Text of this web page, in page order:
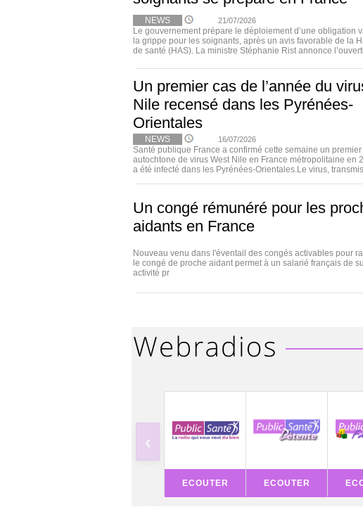
NEWS 21/07/2026
Le gouvernement prépare le déploiement d’une obligation
la grippe pour les soignants, après un avis favorable de la
de santé (HAS). La ministre Stéphanie Rist annonce
Un premier cas de l’année du
Nile recensé dans les Pyrénées-
Orientales
NEWS 16/07/2026
Santé publique France a confirmé cette semaine un premier
autochtone de virus West Nile en France métropolitaine en
a été infecté dans les Pyrénées-Orientales.Le virus,
Un congé rémunéré pour les
aidants en France
Nouveau venu dans l'éventail des congés activables pour
le congé de proche aidant permet à un salarié français de
activité pr
‹
ECOUTER ECOUTER